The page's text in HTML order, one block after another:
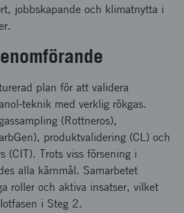
jobbskapande och klimatnytta i
plan för att validera
teknik med verklig rökgas.
(Rottneros),
produktvalidering (CL) och
(CIT). Trots viss försening i
alla kärnmål. Samarbetet
roller och aktiva insatser, vilket
i Steg 2.